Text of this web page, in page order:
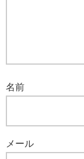
名前
メール